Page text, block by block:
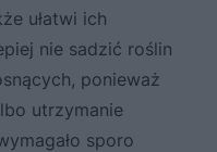
ułatwi ich
nie sadzić roślin
ponieważ
utrzymanie
sporo